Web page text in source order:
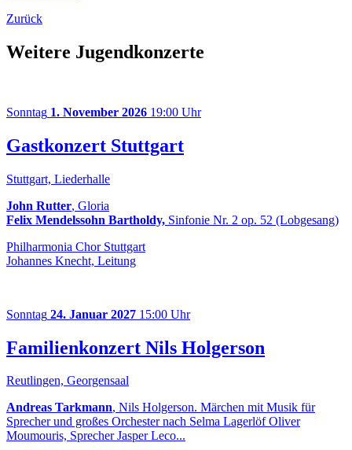
Zurück
Weitere Jugendkonzerte
Sonntag 1. November 2026 19:00 Uhr
Gastkonzert Stuttgart
Stuttgart, Liederhalle
John Rutter, Gloria
Felix Mendelssohn Bartholdy, Sinfonie Nr. 2 op. 52 (Lobgesang)
Philharmonia Chor Stuttgart
Johannes Knecht, Leitung
Sonntag 24. Januar 2027 15:00 Uhr
Familienkonzert Nils Holgerson
Reutlingen, Georgensaal
Andreas Tarkmann, Nils Holgerson. Märchen mit Musik für
Sprecher und großes Orchester nach Selma Lagerlöf Oliver
Moumouris, Sprecher Jasper Leco...